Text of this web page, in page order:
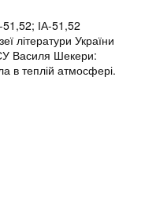
ІА-51,52
літератури України
Василя Шекери:
в теплій атмосфері.